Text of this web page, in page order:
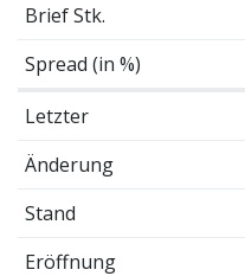
Brief Stk.
Spread (in %)
Letzter
Änderung
Stand
Eröffnung